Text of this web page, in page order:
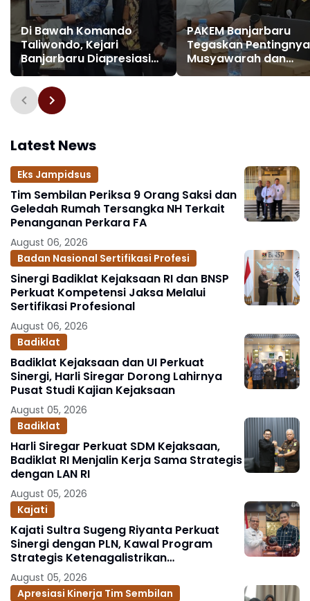
Di Bawah Komando
Taliwondo, Kejari
Banjarbaru Diapresiasi
BRI atas Kinerja Datun:
Selamatkan Rp 975 Juta
Lebih
PAKEM Banjarbaru
Tegaskan Pentingnya
Musyawarah dan
Toleransi Antarumat
Latest News
Eks Jampidsus
Tim Sembilan Periksa 9 Orang Saksi dan
Geledah Rumah Tersangka NH Terkait
Penanganan Perkara FA
August 06, 2026
Badan Nasional Sertifikasi Profesi
Sinergi Badiklat Kejaksaan RI dan BNSP
Perkuat Kompetensi Jaksa Melalui
Sertifikasi Profesional
August 06, 2026
Badiklat
Badiklat Kejaksaan dan UI Perkuat
Sinergi, Harli Siregar Dorong Lahirnya
Pusat Studi Kajian Kejaksaan
August 05, 2026
Badiklat
Harli Siregar Perkuat SDM Kejaksaan,
Badiklat RI Menjalin Kerja Sama Strategis
dengan LAN RI
August 05, 2026
Kajati
Kajati Sultra Sugeng Riyanta Perkuat
Sinergi dengan PLN, Kawal Program
Strategis Ketenagalistrikan
Berlandaskan Kepastian Hukum
August 05, 2026
Apresiasi Kinerja Tim Sembilan